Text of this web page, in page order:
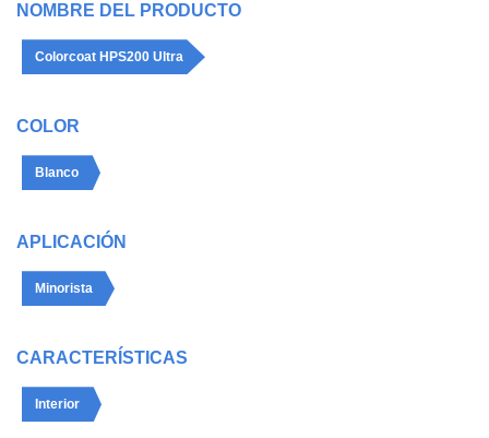
NOMBRE DEL PRODUCTO
Colorcoat HPS200 Ultra
COLOR
Blanco
APLICACIÓN
Minorista
CARACTERÍSTICAS
Interior